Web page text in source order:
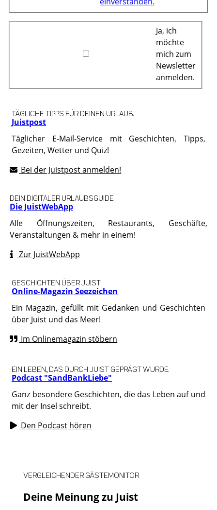
Ja, ich
möchte
mich zum
Newsletter
anmelden.
Juistpost
TÄGLICHE TIPPS FÜR DEINEN URLAUB.
Täglicher E-Mail-Service mit Geschichten, Tipps,
Gezeiten, Wetter und Quiz!
Bei der Juistpost anmelden!
Die JuistWebApp
DEIN DIGITALER URLAUBSGUIDE.
Alle Öffnungszeiten, Restaurants, Geschäfte,
Veranstaltungen & mehr in einem!
Zur JuistWebApp
Online-Magazin Seezeichen
GESCHICHTEN ÜBER JUIST.
Ein Magazin, gefüllt mit Gedanken und Geschichten
über Juist und das Meer!
Im Onlinemagazin stöbern
Podcast "SandBankLiebe"
EIN LEBEN, DAS DURCH JUIST GEPRÄGT WURDE.
Ganz besondere Geschichten, die das Leben auf und
mit der Insel schreibt.
Den Podcast hören
Deine Meinung zu Juist
VERGLEICHENDER GÄSTEMONITOR